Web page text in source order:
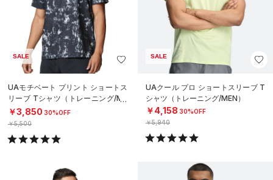
SALE
UAモチベート プリント ショートス
リーブ Tシャツ（トレーニング/ME
N）
￥3,850 30%OFF
￥5,500
SALE
UAクール プロ ショートスリーブ T
シャツ（トレーニング/MEN）
￥4,158 30%OFF
￥5,940